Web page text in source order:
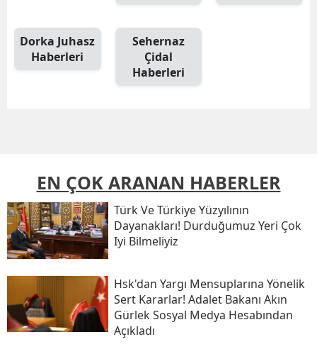
Dorka Juhasz
Haberleri
Sehernaz
Çidal
Haberleri
EN ÇOK ARANAN HABERLER
Türk Ve Türkiye Yüzyılının
Dayanakları! Durduğumuz Yeri Çok
Iyi Bilmeliyiz
Hsk'dan Yargı Mensuplarına Yönelik
Sert Kararlar! Adalet Bakanı Akın
Gürlek Sosyal Medya Hesabından
Açıkladı